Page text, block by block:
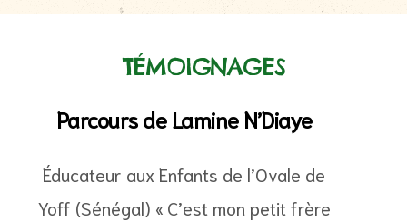
TÉMOIGNAGES
Parcours de Lamine N’Diaye
Éducateur aux Enfants de l’Ovale de
Yoff (Sénégal) « C’est mon petit frère